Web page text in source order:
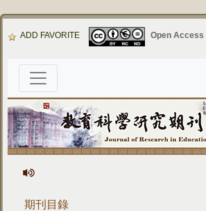
ADD FAVORITE Open Access
期刊目錄